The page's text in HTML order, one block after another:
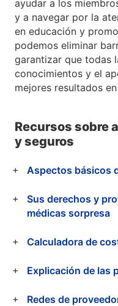
ayudar a los
y a navegar por la
en educación y
podemos eliminar
garantizar que todas
conocimientos y el
mejores resultados
Recursos sobre
y seguros
Aspectos básicos
Sus derechos y
médicas sorpresa
Calculadora de
Explicación de las
Redes de